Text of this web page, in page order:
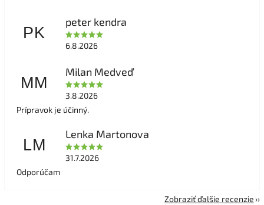
PK
peter kendra
6.8.2026
MM
Milan Medveď
3.8.2026
Prípravok je účinný.
LM
Lenka Martonova
31.7.2026
Odporúčam
Zobraziť ďalšie recenzie